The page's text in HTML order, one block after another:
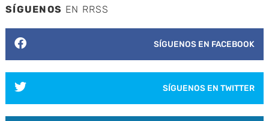
SÍGUENOS EN RRSS
SÍGUENOS EN FACEBOOK
SÍGUENOS EN TWITTER